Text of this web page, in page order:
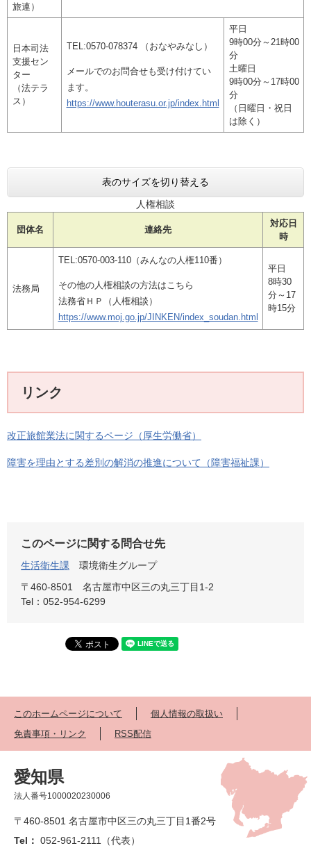
旅連）
日本司法
支援セン
ター
（法テラ
ス）
TEL:0570-078374 （おなやみなし）
メールでのお問合せも受け付けてい
ます。
https://www.houterasu.or.jp/index.html
平日
9時00分～21時00
分
土曜日
9時00分～17時00
分
（日曜日・祝日
は除く）
表のサイズを切り替える
人権相談
団体名 連絡先
対応日
時
法務局
TEL:0570-003-110（みんなの人権110番）
その他の人権相談の方法はこちら
法務省ＨＰ（人権相談）​
https://www.moj.go.jp/JINKEN/index_soudan.html
平日
8時30
分～17
時15分
リンク
改正旅館業法に関するページ（厚生労働省）
障害を理由とする差別の解消の推進について​（障害福祉課）
このページに関する問合せ先
生活衛生課
環境衛生グループ
〒460-8501
名古屋市中区三の丸三丁目1-2
Tel：052-954-6299
このホームページについて
個人情報の取扱い
免責事項・リンク
RSS配信
愛知県
法人番号1000020230006
〒460-8501 名古屋市中区三の丸三丁目1番2号
Tel： 052-961-2111（代表）